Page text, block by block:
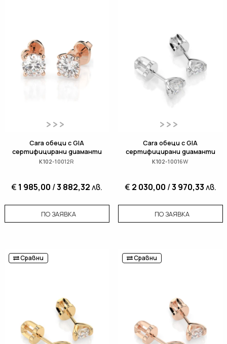
Cara обеци с GIA
сертифицирани диаманти
K102-10012R
€ 1 985,00 /3 882,32лв.
ПО ЗАЯВКА
Cara обеци с GIA
сертифицирани диаманти
K102-10016W
€ 2 030,00 /3 970,33лв.
ПО ЗАЯВКА
Сравни Сравни